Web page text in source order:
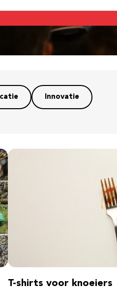
Innovatie
T-shirts voor knoeiers